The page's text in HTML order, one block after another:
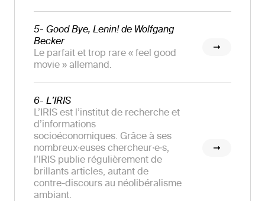
5- Good Bye, Lenin! de Wolfgang
Becker
Le parfait et trop rare « feel good
movie » allemand.
6- L’IRIS
L’IRIS est l’institut de recherche et
d’informations
socioéconomiques. Grâce à ses
nombreux·euses chercheur·e·s,
l’IRIS publie régulièrement de
brillants articles, autant de
contre-discours au néolibéralisme
ambiant.